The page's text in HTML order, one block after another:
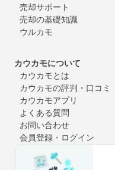
売却サポート
売却の基礎知識
ウルカモ
カウカモについて
カウカモとは
カウカモの評判・口コミ
カウカモアプリ
よくある質問
お問い合わせ
会員登録・ログイン